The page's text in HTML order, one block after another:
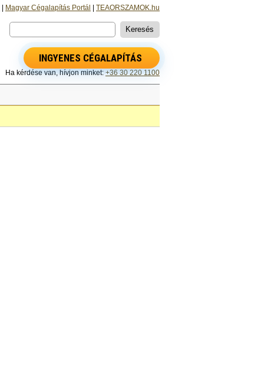
Magyar Cégalapítás Portál TEAORSZAMOK.hu
INGYENES CÉGALAPÍTÁS
Ha kérdése van, hívjon minket:+36 30 220 1100